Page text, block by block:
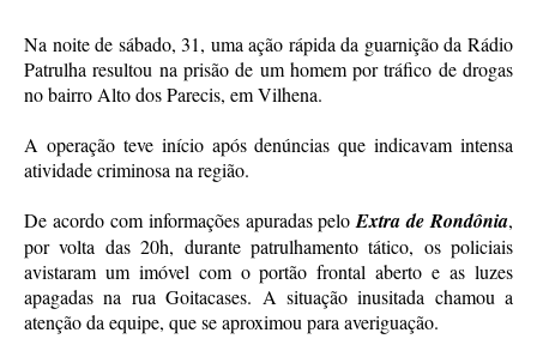
Na noite de sábado, 31, uma ação rápida da guarnição da Rádio
Patrulha resultou na prisão de um homem por tráfico de drogas
no bairro Alto dos Parecis, em Vilhena.
A operação teve início após denúncias que indicavam intensa
atividade criminosa na região.
De acordo com informações apuradas peloExtra de Rondônia,
por volta das 20h, durante patrulhamento tático, os policiais
avistaram um imóvel com o portão frontal aberto e as luzes
apagadas na rua Goitacases. A situação inusitada chamou a
atenção da equipe, que se aproximou para averiguação.